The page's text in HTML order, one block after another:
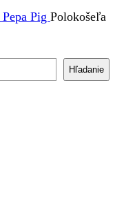
Pepa Pig Polokošeľa
Hľadanie